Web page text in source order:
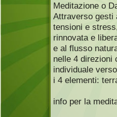
Meditazione o
Attraverso gesti
tensioni e
rinnovata e
e al flusso
nelle 4 direzioni
individuale
i 4 elementi:
info per la